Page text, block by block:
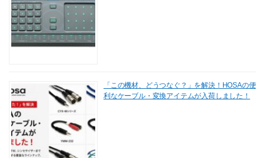
「この機材、どうつなぐ？」を解決！HOSAの便
利なケーブル・変換アイテムが入荷しました！